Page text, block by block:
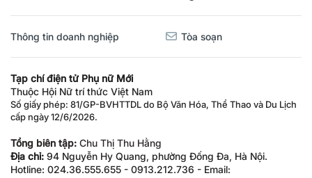
Thông tin doanh nghiệp Tòa soạn
Tạp chí điện tử Phụ nữ Mới
Thuộc Hội Nữ trí thức Việt Nam
Số giấy phép: 81/GP-BVHTTDL do Bộ Văn Hóa, Thể Thao và Du Lịch
cấp ngày 12/6/2026.
Tổng biên tập: Chu Thị Thu Hằng
Địa chỉ: 94 Nguyễn Hy Quang, phường Đống Đa, Hà Nội.
Hotline: 024.36.555.655 - 0913.212.736 - Email: